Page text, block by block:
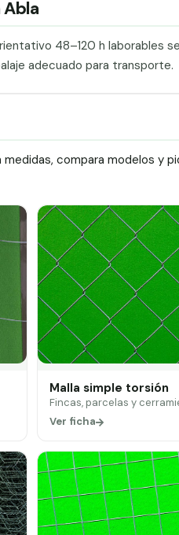
Abla
48–120 h laborables
adecuado para transporte.
compara modelos y
Malla simple torsión
Fincas, parcelas y
Ver ficha